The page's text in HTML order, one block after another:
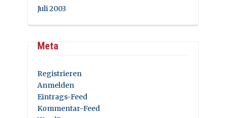
Juli 2003
Meta
Registrieren
Anmelden
Eintrags-Feed
Kommentar-Feed